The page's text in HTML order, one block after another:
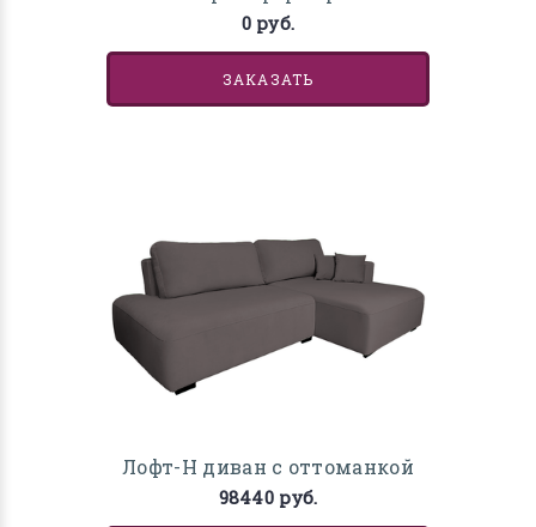
0 руб.
ЗАКАЗАТЬ
Лофт-Н диван с оттоманкой
98440 руб.